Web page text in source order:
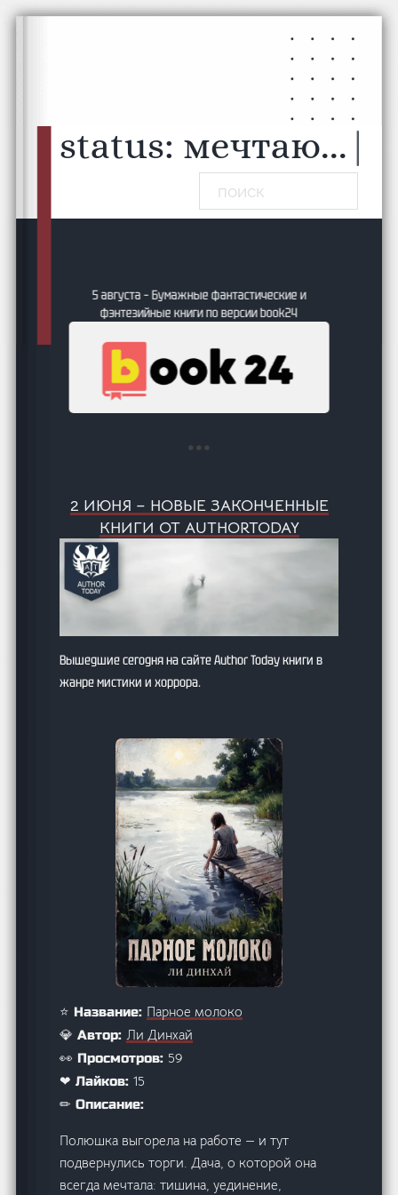
Перейти к основному содержанию
Перейти к нижнему колонтитулу
status: мечтаю... |
Поиск
5 августа – Бумажные фантастические и
фэнтезийные книги по версии book24
2 ИЮНЯ – НОВЫЕ ЗАКОНЧЕННЫЕ
КНИГИ ОТ AUTHORTODAY
Вышедшие сегодня на сайте Author Today книги в
жанре мистики и хоррора.
⭐ Название: Парное молоко
💎 Автор:Ли Динхай
👀 Просмотров: 59
❤ Лайков:15
✏ Описание:
Полюшка выгорела на работе — и тут
подвернулись торги. Дача, о которой она
всегда мечтала: тишина, уединение,